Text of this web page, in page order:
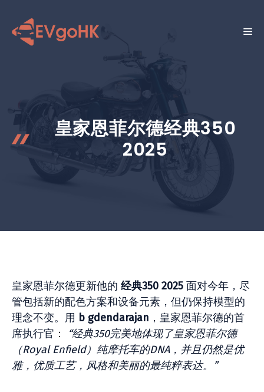
菜
皇家恩菲尔德经典350
2025
皇家恩菲尔德更新他的 经典350 2025 面对今年，尽
管包括新的配色方案和设备元素，但仍保持模型的
理念不变。用 b gdendarajan ，皇家恩菲尔德的首
席执行官：
“经典350完美地体现了皇家恩菲尔德
（Royal Enfield）纯摩托车的DNA，并且仍然是优
雅，优质工艺，风格和美丽的最纯粹表达。”